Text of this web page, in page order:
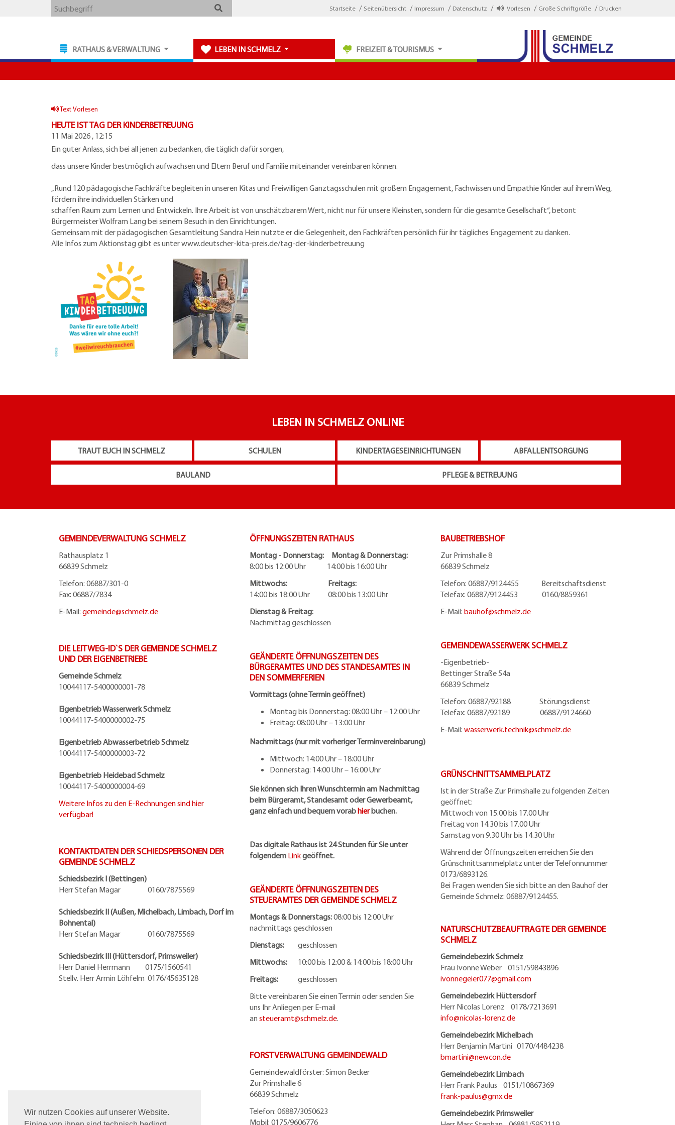
Wir nutzen Cookies auf unserer Website.
Webseite
Suchbegriff Startseite Seitenübersicht Impressum Datenschutz Vorlesen Große Schriftgröße Drucken
RATHAUS & VERWALTUNG LEBEN IN SCHMELZ FREIZEIT & TOURISMUS
Text Vorlesen
HEUTE IST TAG DER KINDERBETREUUNG
11 Mai 2026 , 12:15
Ein guter Anlass, sich bei all jenen zu bedanken, die täglich dafür sorgen,
dass unsere Kinder bestmöglich aufwachsen und Eltern Beruf und Familie miteinander vereinbaren können.
„Rund 120 pädagogische Fachkräfte begleiten in unseren Kitas und Freiwilligen Ganztagsschulen mit großem Engagement, Fachwissen und Empathie Kinder auf ihrem Weg,
fördern ihre individuellen Stärken und
schaffen Raum zum Lernen und Entwickeln. Ihre Arbeit ist von unschätzbarem Wert, nicht nur für unsere Kleinsten, sondern für die gesamte Gesellschaft“, betont
Bürgermeister Wolfram Lang bei seinem Besuch in den Einrichtungen.
Gemeinsam mit der pädagogischen Gesamtleitung Sandra Hein nutzte er die Gelegenheit, den Fachkräften persönlich für ihr tägliches Engagement zu danken.
Alle Infos zum Aktionstag gibt es unter www.deutscher-kita-preis.de/tag-der-kinderbetreuung
LEBEN IN SCHMELZ ONLINE
TRAUT EUCH IN SCHMELZ SCHULEN KINDERTAGESEINRICHTUNGEN ABFALLENTSORGUNG
BAULAND PFLEGE & BETREUUNG
GEMEINDEVERWALTUNG SCHMELZ
Rathausplatz 1
66839 Schmelz
Telefon: 06887/301-0
Fax: 06887/7834
E-Mail: gemeinde@schmelz.de
DIE LEITWEG-ID`S DER GEMEINDE SCHMELZ
UND DER EIGENBETRIEBE
Gemeinde Schmelz
10044117-5400000001-78
Eigenbetrieb Wasserwerk Schmelz
10044117-5400000002-75
Eigenbetrieb Abwasserbetrieb Schmelz
10044117-5400000003-72
Eigenbetrieb Heidebad Schmelz
10044117-5400000004-69
Weitere Infos zu den E-Rechnungen sind hier
verfügbar!
KONTAKTDATEN DER SCHIEDSPERSONEN DER
GEMEINDE SCHMELZ
Schiedsbezirk I (Bettingen)
Herr Stefan Magar 0160/7875569
Schiedsbezirk II (Außen, Michelbach, Limbach, Dorf im
Bohnental)
Herr Stefan Magar 0160/7875569
Schiedsbezirk III (Hüttersdorf, Primsweiler)
Herr Daniel Herrmann 0175/1560541
Stellv. Herr Armin Löhfelm 0176/45635128
ÖFFNUNGSZEITEN RATHAUS
Montag - Donnerstag: Montag & Donnerstag:
8:00 bis 12:00 Uhr 14:00 bis 16:00 Uhr
Mittwochs: Freitags:
14:00 bis 18:00 Uhr 08:00 bis 13:00 Uhr
Dienstag & Freitag:
Nachmittag geschlossen
GEÄNDERTE ÖFFNUNGSZEITEN DES
BÜRGERAMTES UND DES STANDESAMTES IN
DEN SOMMERFERIEN
Vormittags (ohne Termin geöffnet)
Montag bis Donnerstag: 08:00 Uhr – 12:00 Uhr
Freitag: 08:00 Uhr – 13:00 Uhr
Nachmittags (nur mit vorheriger Terminvereinbarung)
Mittwoch: 14:00 Uhr – 18:00 Uhr
Donnerstag: 14:00 Uhr – 16:00 Uhr
Sie können sich Ihren Wunschtermin am Nachmittag
beim Bürgeramt, Standesamt oder Gewerbeamt,
ganz einfach und bequem vorabhierbuchen.
Das digitale Rathaus ist 24 Stunden für Sie unter
folgendem Linkgeöffnet.
GEÄNDERTE ÖFFNUNGSZEITEN DES
STEUERAMTES DER GEMEINDE SCHMELZ
Montags & Donnerstags:08:00 bis 12:00 Uhr
nachmittags geschlossen
Dienstags:
geschlossen
Mittwochs:
10:00 bis 12:00 & 14:00 bis 18:00 Uhr
Freitags:
geschlossen
Bitte vereinbaren Sie einen Termin oder senden Sie
uns Ihr Anliegen per E-mail
an steueramt@schmelz.de.
FORSTVERWALTUNG GEMEINDEWALD
Gemeindewaldförster: Simon Becker
Zur Primshalle 6
66839 Schmelz
Telefon: 06887/3050623
Mobil: 0175/9606776
BAUBETRIEBSHOF
Zur Primshalle 8
66839 Schmelz
Telefon: 06887/9124455 Bereitschaftsdienst
Telefax: 06887/9124453 0160/8859361
E-Mail: bauhof@schmelz.de
GEMEINDEWASSERWERK SCHMELZ
-Eigenbetrieb-
Bettinger Straße 54a
66839 Schmelz
Telefon: 06887/92188 Störungsdienst
Telefax: 06887/92189 06887/9124660
E-Mail: wasserwerk.technik@schmelz.de
GRÜNSCHNITTSAMMELPLATZ
Ist in der Straße Zur Primshalle zu folgenden Zeiten
geöffnet:
Mittwoch von 15.00 bis 17.00 Uhr
Freitag von 14.30 bis 17.00 Uhr
Samstag von 9.30 Uhr bis 14.30 Uhr
Während der Öffnungszeiten erreichen Sie den
Grünschnittsammelplatz unter der Telefonnummer
0173/6893126.
Bei Fragen wenden Sie sich bitte an den Bauhof der
Gemeinde Schmelz: 06887/9124455.
NATURSCHUTZBEAUFTRAGTE DER GEMEINDE
SCHMELZ
Gemeindebezirk Schmelz
Frau Ivonne Weber 0151/59843896
ivonnegeier077@gmail.com
Gemeindebezirk Hüttersdorf
Herr Nicolas Lorenz 0178/7213691
info@nicolas-lorenz.de
Gemeindebezirk Michelbach
Herr Benjamin Martini 0170/4484238
bmartini@newcon.de
Gemeindebezirk Limbach
Herr Frank Paulus 0151/10867369
frank-paulus@gmx.de
Gemeindebezirk Primsweiler